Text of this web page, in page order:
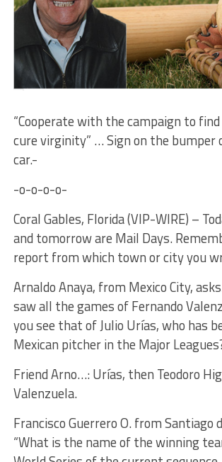
“Cooperate with the campaign to
cure virginity” … Sign on the bumper
car.-
-o-o-o-o-
Coral Gables, Florida (VIP-WIRE) –
and tomorrow are Mail Days.
report from which town or city you
Arnaldo Anaya, from Mexico City,
saw all the games of Fernando
you see that of Julio Urías, who has
Mexican pitcher in the Major
Friend Arno…: Urías, then Teodoro
Valenzuela.
Francisco Guerrero O. from Santiago
“What is the name of the winning